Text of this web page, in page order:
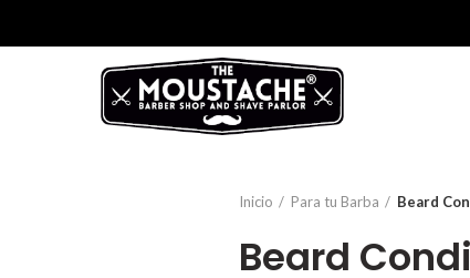
Inicio Para tu Barba Beard
Beard